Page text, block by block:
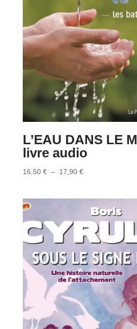
L’EAU DANS LE
livre audio
16,50 € – 17,90 €Plage
16,50 €
17,90 €